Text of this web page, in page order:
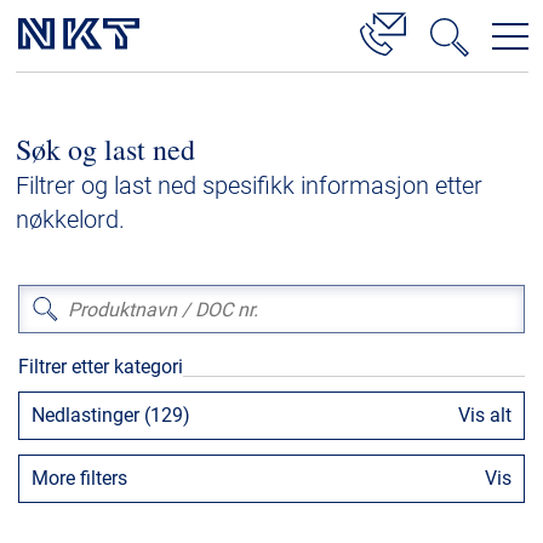
Høyspenningskabelløsninger
Kabelservice
Lavspenning
Høyspenningskabeltilbehør
Mellomspenningskabeltilbehør
Referanser
Nedlastinger
Søk og last ned
Filtrer og last ned spesifikk informasjon etter
nøkkelord.
Filtrer etter kategori
Nedlastinger (129) Vis alt
More filters Vis